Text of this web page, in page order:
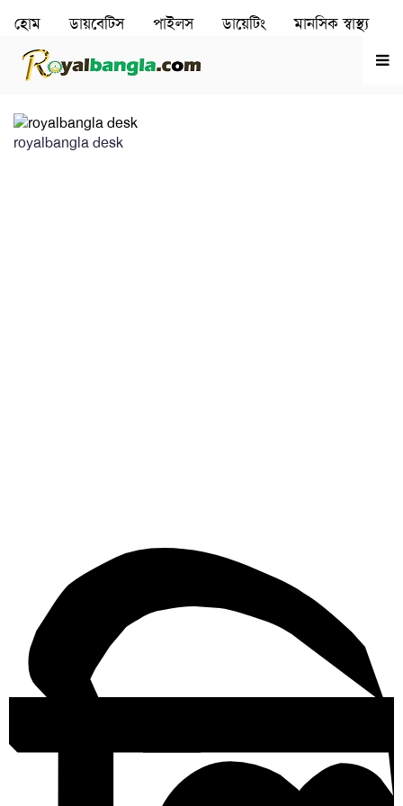
হোম ডায়বেটিস পাইলস ডায়েটিং মানসিক স্বাস্থ‌্য
রূপচর্চা হৃদরোগ
royalbangla desk